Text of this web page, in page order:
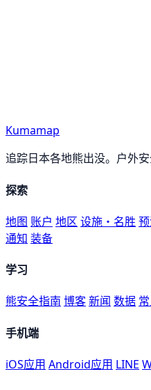
Kumamap
追踪日本各地熊出没。户外安
探索
地图 账户 地区 设施・名胜
通知 装备
学习
熊安全指南 博客新闻 数据
手机端
iOS应用 Android应用 LINE